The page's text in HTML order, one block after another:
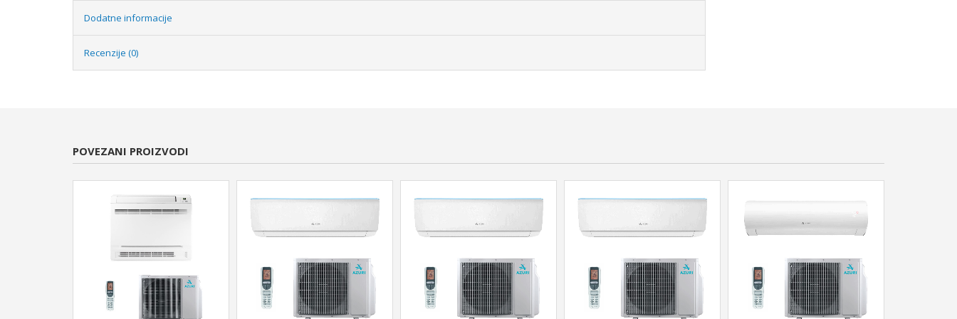
Dodatne informacije
Recenzije (0)
POVEZANI PROIZVODI